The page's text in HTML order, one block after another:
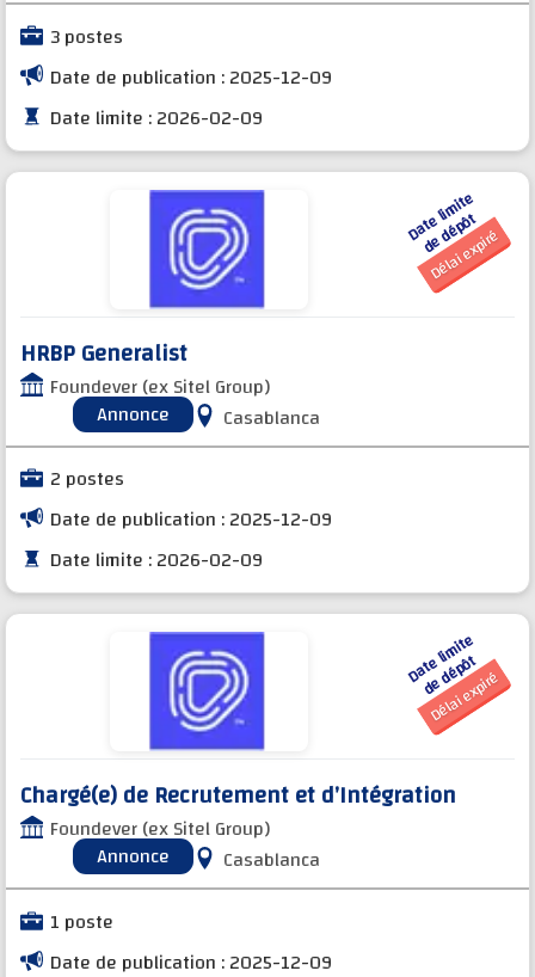
3 postes
Date de publication : 2025-12-09
Date limite : 2026-02-09
D
a
t
e li
mi
t
e
d
e
d
é
p
ô
t
Délai expiré
HRBP Generalist
Foundever (ex Sitel Group)
Annonce
Casablanca
2 postes
Date de publication : 2025-12-09
Date limite : 2026-02-09
D
a
t
e li
mi
t
e
d
e
d
é
p
ô
t
Délai expiré
Chargé(e) de Recrutement et d’Intégration
Foundever (ex Sitel Group)
Annonce
Casablanca
1 poste
Date de publication : 2025-12-09